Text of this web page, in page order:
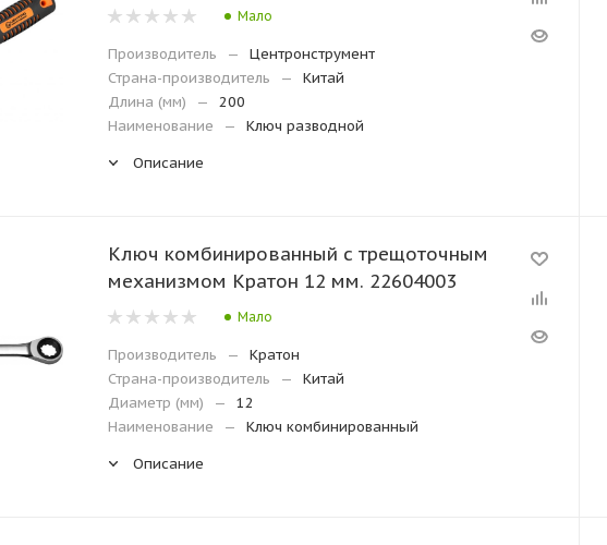
Мало
Производитель —
Центронструмент
Страна-производитель
—
Китай
Длина (мм)
—
200
Наименование
—
Ключ разводной
Описание
Ключ комбинированный с трещоточным
механизмом Кратон 12 мм. 22604003
Мало
Производитель —
Кратон
Страна-производитель
—
Китай
Диаметр (мм)
—
12
Наименование
—
Ключ комбинированный
Описание